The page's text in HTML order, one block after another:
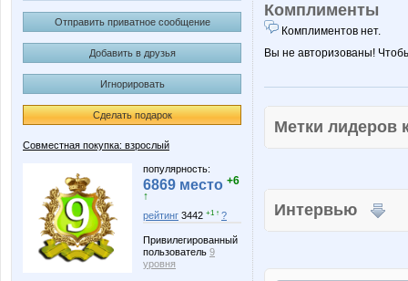
Отправить приватное сообщение
Добавить в друзья
Игнорировать
Сделать подарок
Совместная покупка: взрослый
популярность:
6869 место +6
↑
рейтинг 3442 +1 ↑ ?
Привилегированный
пользователь 9
уровня
Комплименты
Комплиментов нет.
Вы не авторизованы!
Метки
Интервью